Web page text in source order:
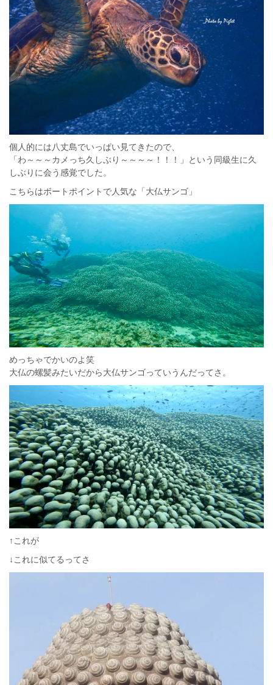
個人的には八丈島でいっぱい見てきたので、
「わ～～～カメっち久しぶり～～～～！！！」という同級生に久
しぶりに会う感覚でした。
こちらはボートポイントで人気な「大仏サンゴ」
めっちゃでかいのよ笑
大仏の螺髪みたいだから大仏サンゴっていうんだってさ。
↑これが
↓これに似てるってさ